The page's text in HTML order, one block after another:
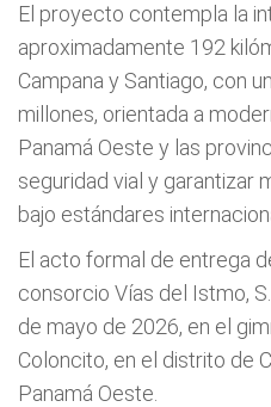
El proyecto contempla la
aproximadamente 192
Campana y Santiago, con
millones, orientada a
Panamá Oeste y las
seguridad vial y garantizar
bajo estándares
El acto formal de entrega
consorcio Vías del Istmo,
de mayo de 2026, en el
Coloncito, en el distrito de
Panamá Oeste.